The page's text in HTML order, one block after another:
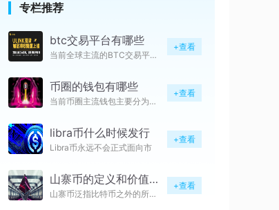
专栏推荐
btc交易平台有哪些
当前全球主流的BTC交易平台主
+查看
币圈的钱包有哪些
当前币圈主流钱包主要分为交易所
+查看
libra币什么时候发行
Libra币永远不会正式面向市
+查看
山寨币的定义和价值是多少
山寨币泛指比特币之外的所有加密
+查看